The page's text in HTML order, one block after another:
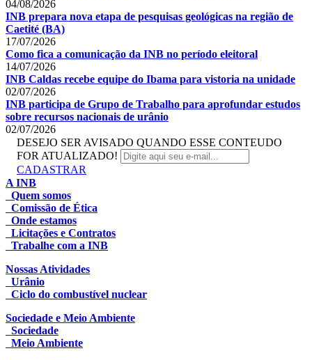
04/08/2026
INB prepara nova etapa de pesquisas geológicas na região de
Caetité (BA)
17/07/2026
Como fica a comunicação da INB no período eleitoral
14/07/2026
INB Caldas recebe equipe do Ibama para vistoria na unidade
02/07/2026
INB participa de Grupo de Trabalho para aprofundar estudos
sobre recursos nacionais de urânio
02/07/2026
DESEJO SER AVISADO QUANDO ESSE CONTEUDO
FOR ATUALIZADO!
CADASTRAR
A INB
Quem somos
Comissão de Ética
Onde estamos
Licitações e Contratos
Trabalhe com a INB
Nossas Atividades
Urânio
Ciclo do combustível nuclear
Sociedade e Meio Ambiente
Sociedade
Meio Ambiente